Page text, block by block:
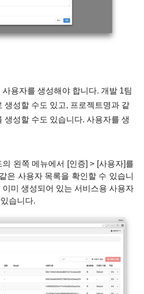
사용자를 생성해야 합니다. 개발 1팀
생성할 수도 있고, 프로젝트명과 같
생성할 수도 있습니다. 사용자를 생
왼쪽 메뉴에서 [인증] > [사용자]를
은 사용자 목록을 확인할 수 있습니
이미 생성되어 있는 서비스용 사용자
습니다.